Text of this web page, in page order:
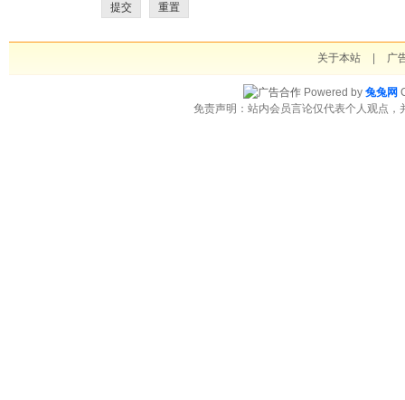
提交 重置
关于本站 广
Powered by 兔兔网
免责声明：站内会员言论仅代表个人观点